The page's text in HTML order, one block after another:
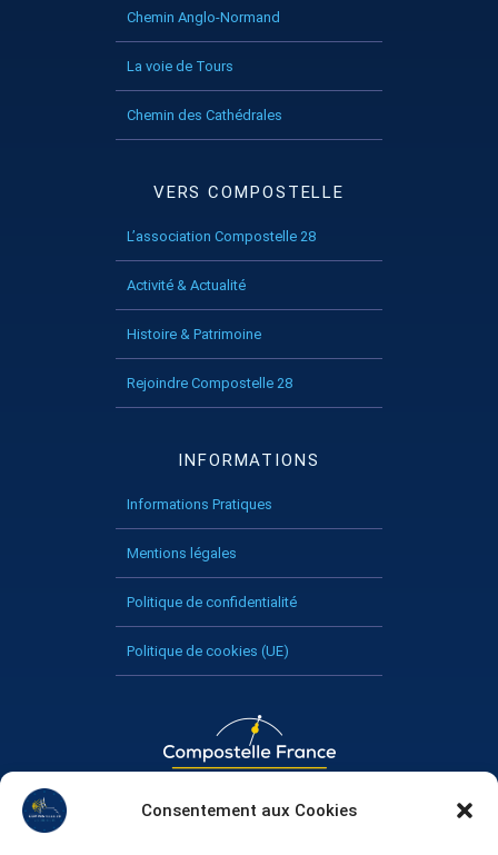
Consentement aux Cookies
Chemin Anglo-Normand
La voie de Tours
Chemin des Cathédrales
VERS COMPOSTELLE
L’association Compostelle 28
Activité & Actualité
Histoire & Patrimoine
Rejoindre Compostelle 28
INFORMATIONS
Informations Pratiques
Mentions légales
Politique de confidentialité
Politique de cookies (UE)